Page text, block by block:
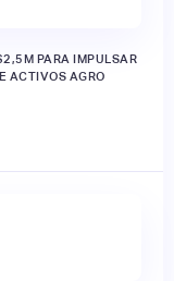
PARA IMPULSAR
ACTIVOS AGRO